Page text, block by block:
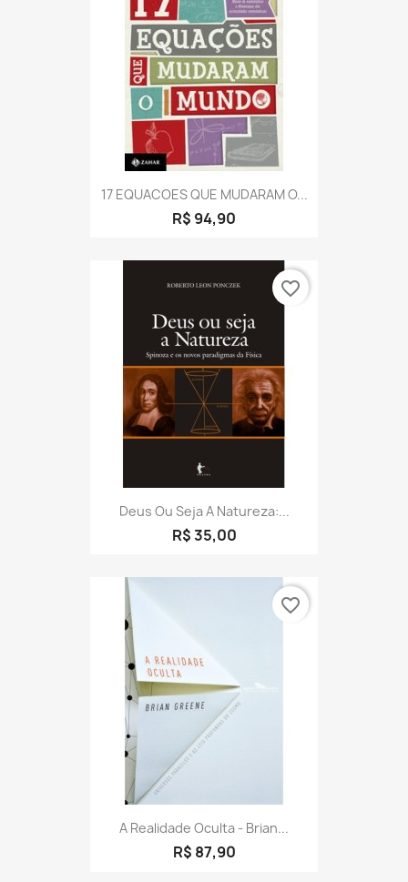
17 EQUACOES QUE MUDARAM O...
R$ 94,90
Deus Ou Seja A Natureza:...
R$ 35,00
favorite_border
A Realidade Oculta - Brian...
R$ 87,90
favorite_border